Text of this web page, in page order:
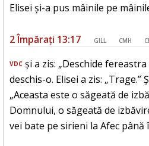
Elisei și-a pus mâinile pe
2 Împărați 13:17 GILL CMH
VDC și a zis: „Deschide
deschis-o. Elisei a zis: „Trage.”
„Aceasta este o săgeată de
Domnului, o săgeată de
vei bate pe sirieni la Afec până